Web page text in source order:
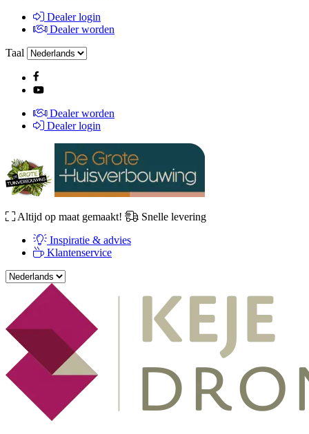
Dealer login
Dealer worden
Taal
Dealer worden
Dealer login
Altijd op maat gemaakt!
Snelle levering
Inspiratie & advies
Klantenservice